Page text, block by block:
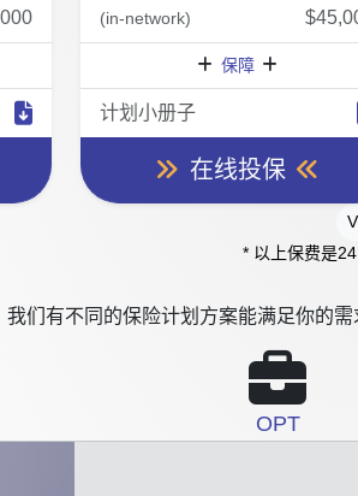
(in-network)
保障
计划小册子
在线投保
* 以上保费是
们有不同的保险计划方案能满足你的
OPT